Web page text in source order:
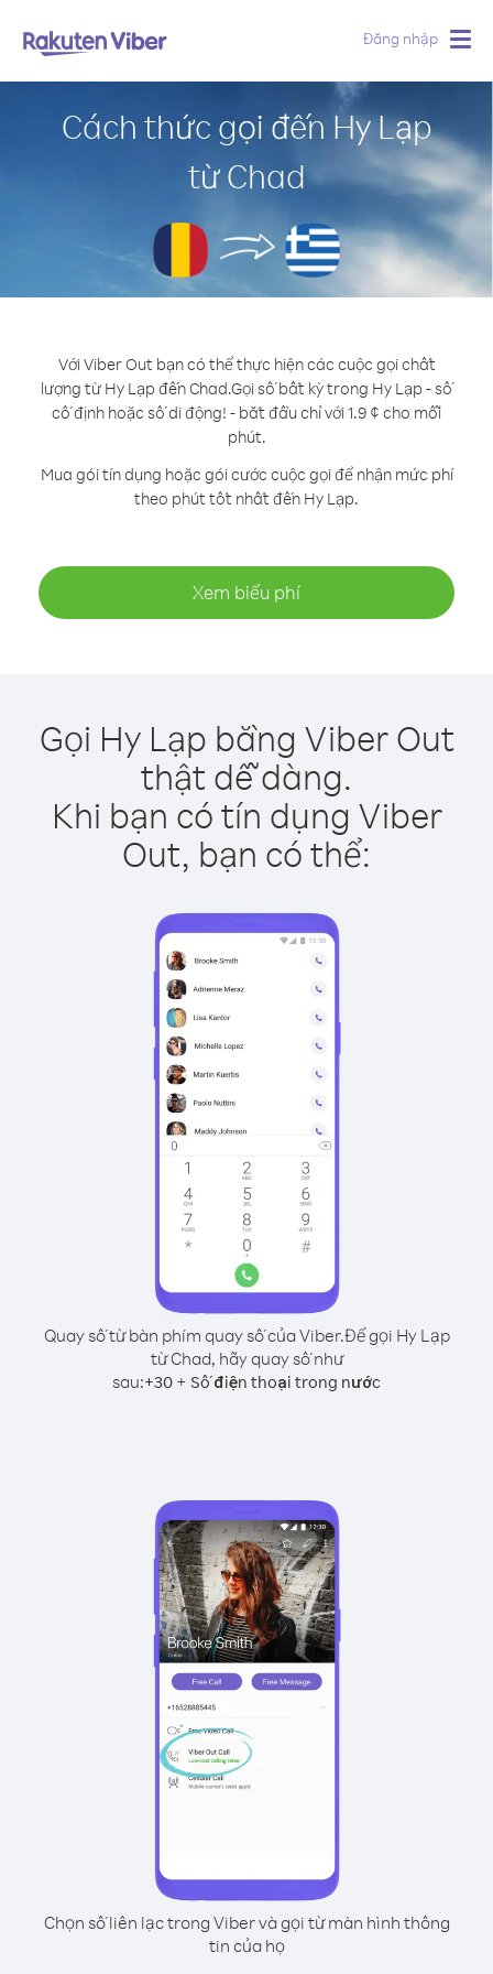
Đăng nhập
Cách thức gọi đến Hy Lạp
từ Chad
Với Viber Out bạn có thể thực hiện các cuộc gọi chất
lượng từ Hy Lạp đến Chad.Gọi số bất kỳ trong Hy Lạp - số
cố định hoặc số di động! - bắt đầu chỉ với 1.9 ¢ cho mỗi
phút.
Mua gói tín dụng hoặc gói cước cuộc gọi để nhận mức phí
theo phút tốt nhất đến Hy Lạp.
Xem biểu phí
Gọi Hy Lạp bằng Viber Out
thật dễ dàng.
Khi bạn có tín dụng Viber
Out, bạn có thể:
Quay số từ bàn phím quay số của Viber.Để gọi Hy Lạp
từ Chad, hãy quay số như
sau:+30 + Số điện thoại trong nước
Chọn số liên lạc trong Viber và gọi từ màn hình thông
tin của họ